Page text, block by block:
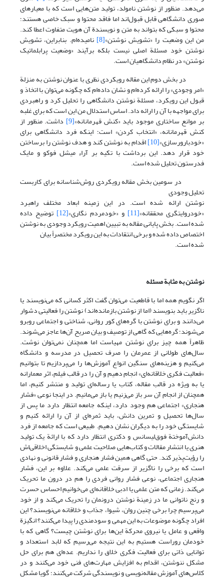
می‌دهد. منظور از نوشتن نامولد، تولید متن‌هایی است که با معیارهای
صوری دانشگاهی قابل قبول‌اند اما فاقد محتوا و سبک خاصی هستند؛
محتوا و سبکی که بتواند به متن و نویسندة آن هویت متفاوت اعطا کند.
من این وضعیت را «تشویش نوشتن»[8] نامیده‌ام. بنابراین، تشویش
نوشتن خود مسئلة اصلی نیست بلکه برآیند «وضعیت پرابلماتیک
نوشتن» در نظام دانشگاهیان است.
در بخش دوم این مقاله رویکردی نظری با عنوان نوشتن به منزلة
«امر وجودی» را ارائه کرده‌ام و نشان داده‌ام که چگونه می‌توان با اتخاذ و
قبول این رویکرد، مسئلة نوشتن دانشگاهی را تحلیل کرد و راهبردی
برای مواجهه با آن را ارائه داد. اساس استدلال من این است که برای غلبه
بر موانع ساختاری موجود باید «کنش قهرمانانه»[9] داشت. منظور از
کنش قهرمانانه، «انتخاب کردن» است؛ اینکه فرد دانشگاهی برای
«خودبارورسازی»[10] اقدام به نوشتن کند و هدف نوشتن را برساختن
خود قرار دهد. این برداشت با تکیه بر آراءِ میشل فوکو و مایک
فدرستون تحلیل شده است.
در سومین بخش مقاله رویکردی روش‌شناسانه برای کاربست
تحلیل وجودی
نوشتن ارائه شده است. در این زمینه ابعاد مختلف راهبرد
«خودروایتگری محققانه»[11] و «خودمردم نگاری»[12] توضیح داده
شده است. بخش پایانی مقاله به تبیین اهمیت رویکرد وجودی به نوشتن
اختصاص داده شده و برخی انتقادات به این رویکرد مختصراً بیان
شده است.
نوشتن به مثابة مسئله
اگر نگویم همه اما با قاطعیت می‌توان گفت اکثر کسانی که می‌نویسند یا
ناگزیر باید بنویسند (اما از نوشتن بازمانده‌اند) نوشتن را فعالیتی دشوار
می‌دانند و برای نوشتن با گره‌های کور روانی، شناختی و اجتماعی روبرو
می‌شوند؛ گره‌هایی که گاهی از توصیف و بیان صریح آن‌ها عاجز می‌شوند.
ظاهراً همه چیز برای نوشتن مهیاست اما همچنان نمی‌توان نوشت.
سال‌های طولانی از عمرمان را صرف تحصیل در مدرسه و دانشگاه
می‌کنیم و هزینه‌های سنگین انواع آموزش‌ها را می‌پردازیم تا بتوانیم
«فعالیت فکری خلاقانه‌ای» انجام دهیم و آن را در قالب فیلم، اثر معمارانه
یا به ویژه در قالب مقاله، کتاب یا رساله‌ای تولید و منتشر کنیم، اما
همچنان از انجام آن سر باز می‌زنیم یا باز می‌مانیم. در اینجا نوعی «فشار
هنجاری» اجتماعی هم وجود دارد، اینکه جامعه انتظار دارد ما پس از
سال‌ها تحصیل و تمرین دانش، باید ثمره‌ای از آن را ارائه کنیم و
شایستگی خود را به دیگران نشان دهیم. طبیعی است که جامعه از فرد
دانش‌آموختة فوق‌لیسانس و دکتری انتظار دارد که با ارائة یک تولید
هنری یا انتشار مقالات و کتاب‌هایی صلاحیت علمی و شایستگی اخلاقی‌اش
را رؤیت‌پذیر کند. حتی گاهی همین فشار هنجاری و فشار قانونی و نهادی
است که برخی را ناگزیر از سرقت علمی می‌کند. علاوه بر این، فشار
هنجاری اجتماعی، نوعی فشار روانی فردی را هم در درون ما تحریک
می‌کند. زمانی که متن علمی یا ادبی خلاقانه‌ای می‌خوانیم احساس حسرت
و رنج ناتوانی ما در زمینة نوشتن درونمان را تحریک می‌کند و از خود
می‌پرسیم چرا برخی چنین روان، شیوا، جذاب و خلاقانه می‌نویسند؟ این
افراد چگونه موضوعات به این مهمی و سودمندی را پیدا می‌کنند؟ انگیزة
واقعی و عامل یا نیروی محرکة این‌ها برای نوشتن چیست؟ گاهی که با
خودمان روراست هستیم به این نتیجه می‌رسیم که لابد استعداد و
توانایی ذاتی برای فعالیت فکری خلاق را نداریم. عده‌ای هم برای حل
مشکل ننوشتن، اقدام به افزایش مهارت‌های فنی خود می‌کنند و در
کلاس‌های آموزش مقاله‌نویسی و نویسندگی شرکت می‌کنند؛ گویا مشکل